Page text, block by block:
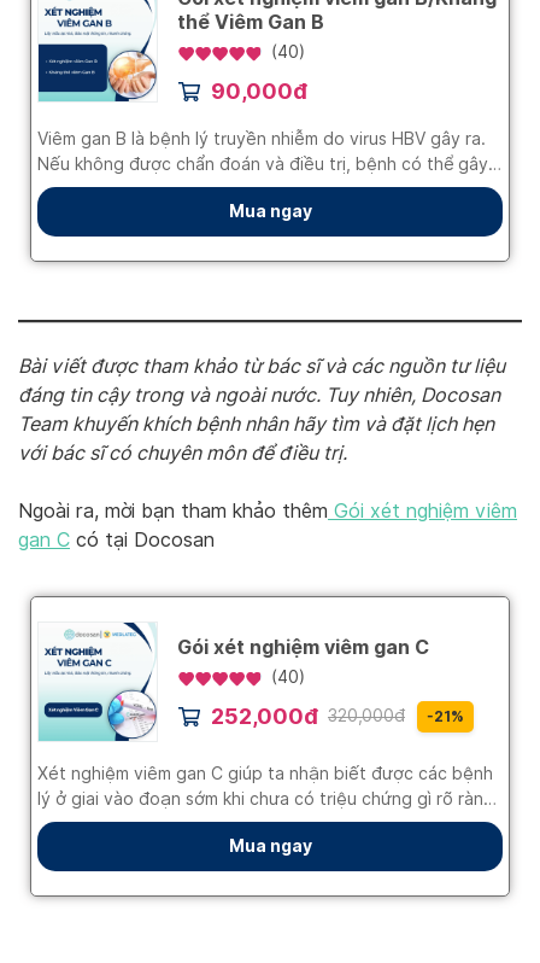
Bài viết được tham khảo từ bác sĩ và các nguồn tư liệu
đáng tin cậy trong và ngoài nước. Tuy nhiên, Docosan
Team khuyến khích bệnh nhân hãy tìm và đặt lịch hẹn
với bác sĩ có chuyên môn để điều trị.
Ngoài ra, mời bạn tham khảo thêm Gói xét nghiệm viêm
gan C có tại Docosan